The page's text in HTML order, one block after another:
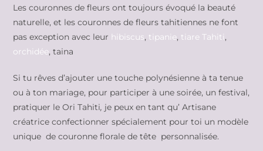
Les couronnes de fleurs ont toujours évoqué la beauté
naturelle, et les couronnes de fleurs tahitiennes ne font
pas exception avec leur hibiscus, tipanie, tiare Tahiti,
orchidée, taina
Si tu rêves d’ajouter une touche polynésienne à ta tenue
ou à ton mariage, pour participer à une soirée, un festival,
pratiquer le Ori Tahiti, je peux en tant qu’ Artisane
créatrice confectionner spécialement pour toi un modèle
unique de couronne florale de tête personnalisée.